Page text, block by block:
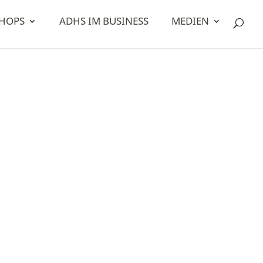
ADHS IM BUSINESS MEDIEN